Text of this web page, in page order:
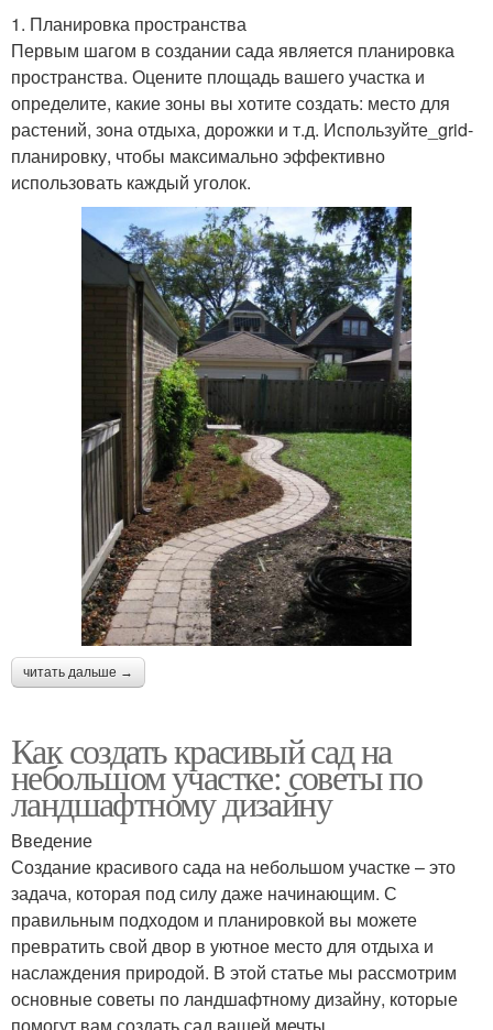
1. Планировка пространства
Первым шагом в создании сада является планировка
пространства. Оцените площадь вашего участка и
определите, какие зоны вы хотите создать: место для
растений, зона отдыха, дорожки и т.д. Используйте_grid-
планировку, чтобы максимально эффективно
использовать каждый уголок.
читать дальше →
Как создать красивый сад на
небольшом участке: советы по
ландшафтному дизайну
Введение
Создание красивого сада на небольшом участке – это
задача, которая под силу даже начинающим. С
правильным подходом и планировкой вы можете
превратить свой двор в уютное место для отдыха и
наслаждения природой. В этой статье мы рассмотрим
основные советы по ландшафтному дизайну, которые